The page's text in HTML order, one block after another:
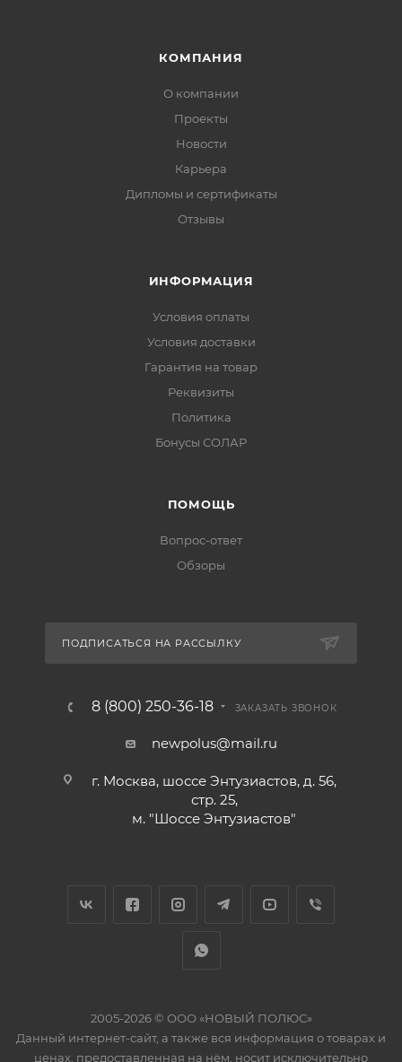
КОМПАНИЯ
О компании
Проекты
Новости
Карьера
Дипломы и сертификаты
Отзывы
ИНФОРМАЦИЯ
Условия оплаты
Условия доставки
Гарантия на товар
Реквизиты
Политика
Бонусы СОЛАР
ПОМОЩЬ
Вопрос-ответ
Обзоры
ПОДПИСАТЬСЯ НА РАССЫЛКУ
8 (800) 250-36-18 ЗАКАЗАТЬ ЗВОНОК
newpolus@mail.ru
г. Москва, шоссе Энтузиастов, д. 56,
стр. 25,
м. "Шоссе Энтузиастов"
2005-2026 © ООО «НОВЫЙ ПОЛЮС»
Данный интернет-сайт, а также вся информация о товарах и
ценах, предоставленная на нём, носит исключительно